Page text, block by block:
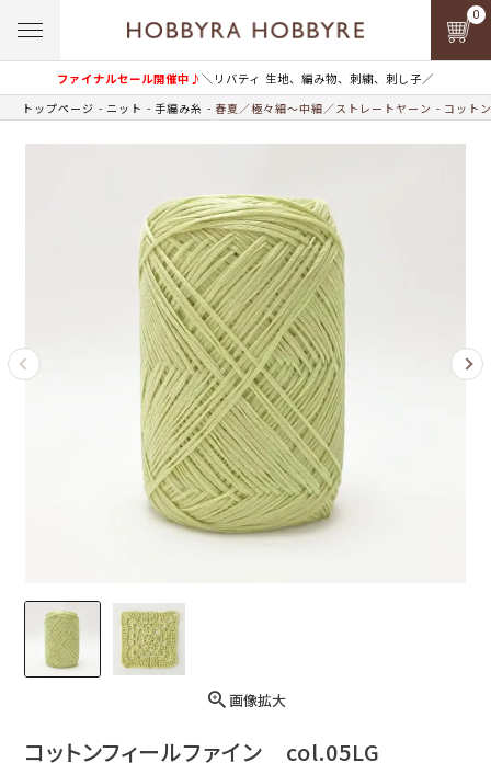
ファイナルセール開催中♪＼リバティ 生地、編み物、刺繍、刺し子／
0
トップページ ニット 手編み糸 春夏／極々細～中細／ストレートヤーン コット
画像拡大
コットンフィールファイン col.05LG